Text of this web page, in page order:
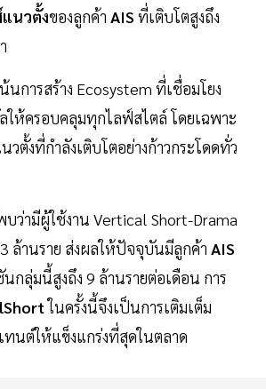
นวตั้งของลูกค้า AIS ที่เติบโตสูงถึง
การสร้าง Ecosystem ที่เชื่อมโยง
ห้ครอบคลุมทุกไลฟ์สไตล์ โดยเฉพาะ
ตั้งที่กำลังเติบโตอย่างก้าวกระโดดทั่ว
ว่ามีผู้ใช้งาน Vertical Short-Drama
ล้านราย ส่งผลให้ปัจจุบันมีลูกค้า AIS
กลุ่มนี้สูงถึง 9 ล้านรายต่อเดือน การ
ในครั้งนี้จึงเป็นการเติมเต็ม
นต์ให้แข็งแกร่งที่สุดในตลาด